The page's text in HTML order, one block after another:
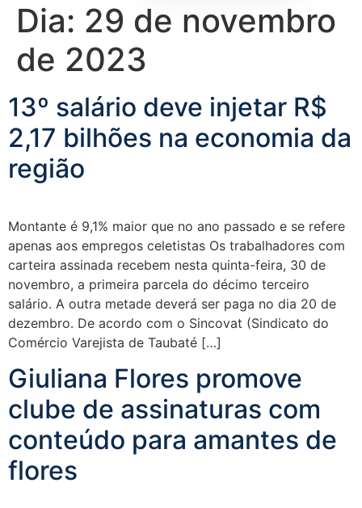
Dia: 29 de novembro
de 2023
13º salário deve injetar R$
2,17 bilhões na economia da
região
Montante é 9,1% maior que no ano passado e se refere
apenas aos empregos celetistas Os trabalhadores com
carteira assinada recebem nesta quinta-feira, 30 de
novembro, a primeira parcela do décimo terceiro
salário. A outra metade deverá ser paga no dia 20 de
dezembro. De acordo com o Sincovat (Sindicato do
Comércio Varejista de Taubaté […]
Giuliana Flores promove
clube de assinaturas com
conteúdo para amantes de
flores